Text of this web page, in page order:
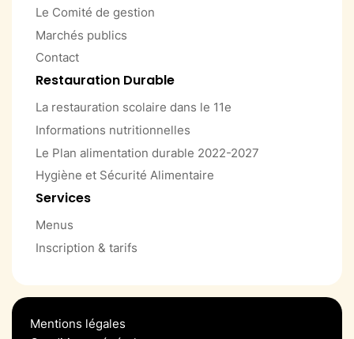
Le Comité de gestion
Marchés publics
Contact
Restauration Durable
La restauration scolaire dans le 11e
Informations nutritionnelles
Le Plan alimentation durable 2022-2027
Hygiène et Sécurité Alimentaire
Services
Menus
Inscription & tarifs
Mentions légales